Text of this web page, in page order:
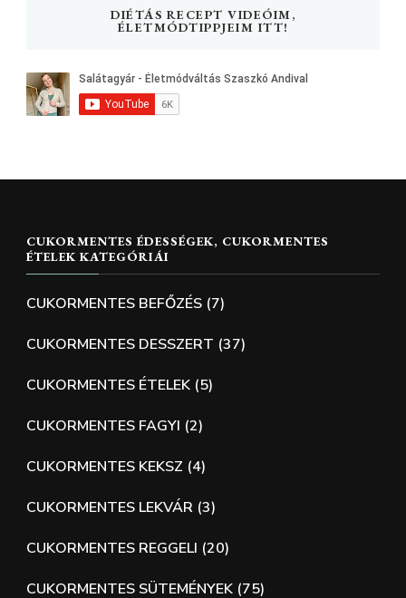
DIÉTÁS RECEPT VIDEÓIM,
ÉLETMÓDTIPPJEIM ITT!
CUKORMENTES ÉDESSÉGEK, CUKORMENTES
ÉTELEK KATEGÓRIÁI
CUKORMENTES BEFŐZÉS (7)
CUKORMENTES DESSZERT (37)
CUKORMENTES ÉTELEK (5)
CUKORMENTES FAGYI (2)
CUKORMENTES KEKSZ (4)
CUKORMENTES LEKVÁR (3)
CUKORMENTES REGGELI (20)
CUKORMENTES SÜTEMÉNYEK (75)